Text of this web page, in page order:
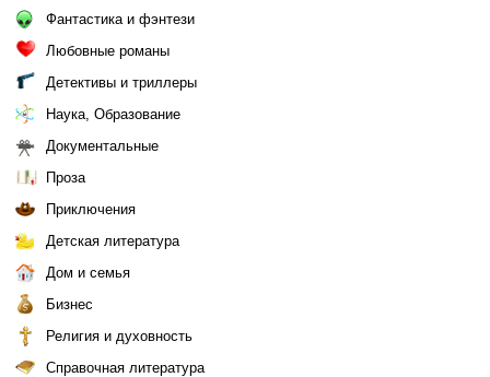
Фантастика и фэнтези
Любовные романы
Детективы и триллеры
Наука, Образование
Документальные
Проза
Приключения
Детская литература
Дом и семья
Бизнес
Религия и духовность
Справочная литература